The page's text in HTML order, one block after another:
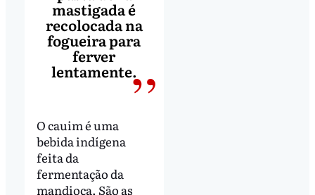
mastigada é
recolocada na
fogueira para
ferver
lentamente.
O cauim é uma
bebida indígena
feita da
fermentação da
mandioca. São as